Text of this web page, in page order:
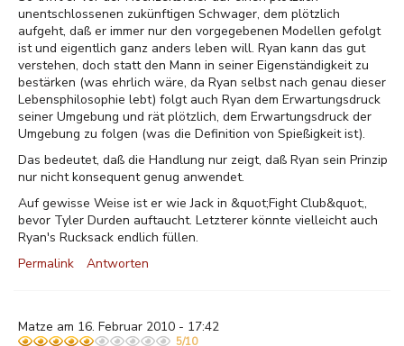
unentschlossenen zukünftigen Schwager, dem plötzlich
aufgeht, daß er immer nur den vorgegebenen Modellen gefolgt
ist und eigentlich ganz anders leben will. Ryan kann das gut
verstehen, doch statt den Mann in seiner Eigenständigkeit zu
bestärken (was ehrlich wäre, da Ryan selbst nach genau dieser
Lebensphilosophie lebt) folgt auch Ryan dem Erwartungsdruck
seiner Umgebung und rät plötzlich, dem Erwartungsdruck der
Umgebung zu folgen (was die Definition von Spießigkeit ist).
Das bedeutet, daß die Handlung nur zeigt, daß Ryan sein Prinzip
nur nicht konsequent genug anwendet.
Auf gewisse Weise ist er wie Jack in &quot;Fight Club&quot;,
bevor Tyler Durden auftaucht. Letzterer könnte vielleicht auch
Ryan's Rucksack endlich füllen.
Permalink
Antworten
Matze am 16. Februar 2010 - 17:42
5/10